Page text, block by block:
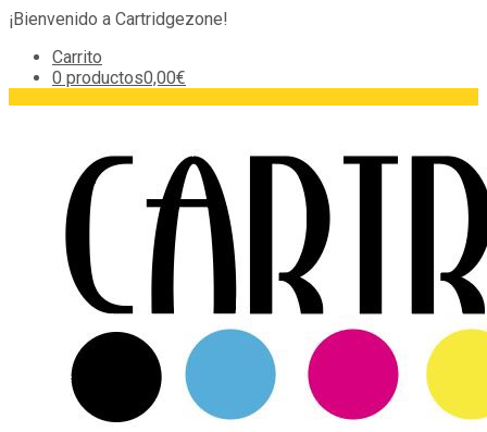
¡Bienvenido a Cartridgezone!
Carrito
0 productos0,00€